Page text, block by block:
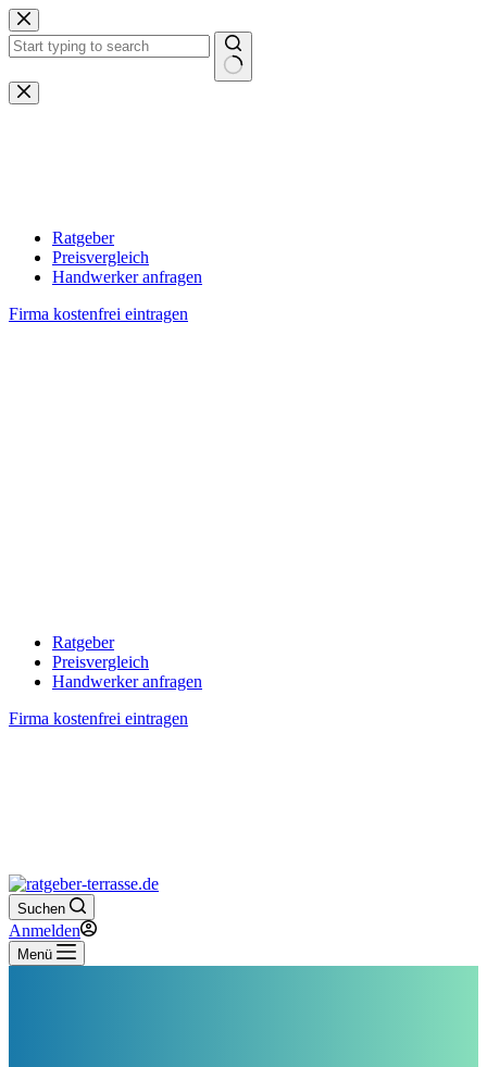
Zum
Inhalt
springen
Keine
Ergebnisse
Ratgeber
Preisvergleich
Handwerker anfragen
Firma kostenfrei eintragen
Ratgeber
Preisvergleich
Handwerker anfragen
Firma kostenfrei eintragen
Suchen
Anmelden
Menü